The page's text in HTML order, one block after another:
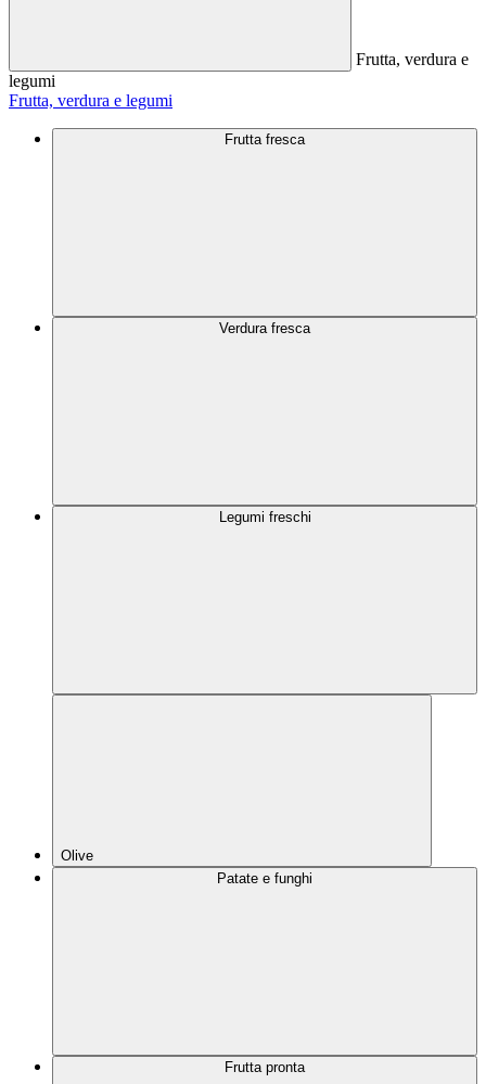
Frutta, verdura e
legumi
Frutta, verdura e legumi
Frutta fresca
Verdura fresca
Legumi freschi
Olive
Patate e funghi
Frutta pronta